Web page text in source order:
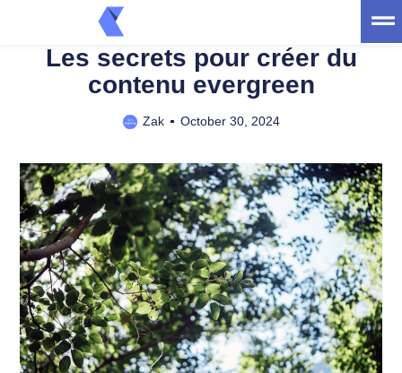
Les secrets pour créer du
contenu evergreen
Zak October 30, 2024